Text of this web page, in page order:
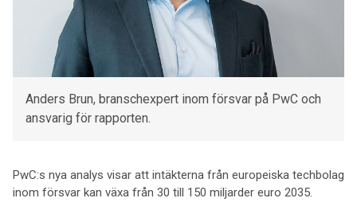
Anders Brun, branschexpert inom försvar på PwC och
ansvarig för rapporten.
PwC:s nya analys visar att intäkterna från europeiska techbolag
inom försvar kan växa från 30 till 150 miljarder euro 2035.